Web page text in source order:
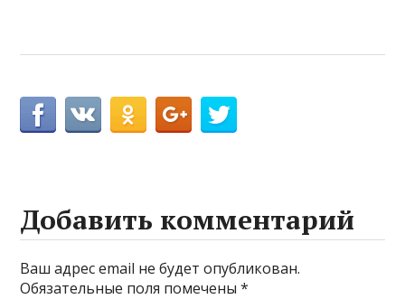
Добавить комментарий
Ваш адрес email не будет опубликован.
Обязательные поля помечены*